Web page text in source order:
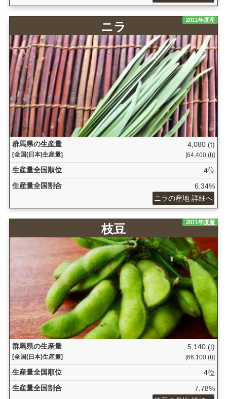
2011年度産
ニラ
群馬県の生産量
[全国(日本)生産量]
4,080 (t)
[64,400 (t)]
生産量全国順位
4位
生産量全国割合
6.34%
ニラの産地 詳細へ
2011年度産
枝豆
群馬県の生産量
[全国(日本)生産量]
5,140 (t)
[66,100 (t)]
生産量全国順位
4位
生産量全国割合
7.78%